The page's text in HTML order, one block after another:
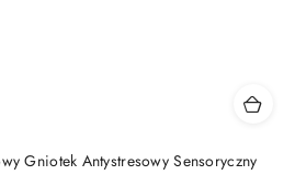
Gniotek Antystresowy Sensoryczny